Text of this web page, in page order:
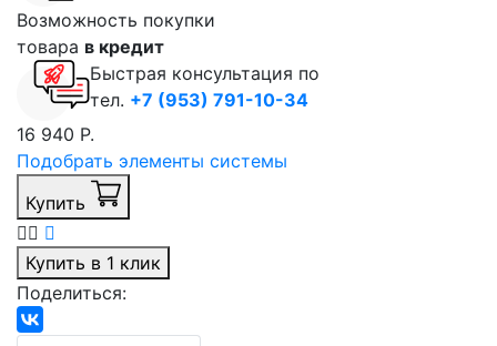
Возможность покупки
товара в кредит
Быстрая консультация по
тел. +7 (953) 791-10-34
16 940 Р.
Подобрать элементы системы
Купить
Купить в 1 клик
Поделиться: